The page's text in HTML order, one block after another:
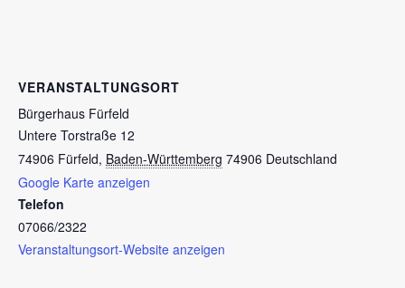
VERANSTALTUNGSORT
Bürgerhaus Fürfeld
Untere Torstraße 12
74906 Fürfeld, Baden-Württemberg 74906 Deutschland
Google Karte anzeigen
Telefon
07066/2322
Veranstaltungsort-Website anzeigen